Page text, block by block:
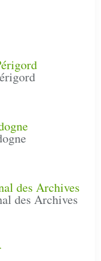
des Archives